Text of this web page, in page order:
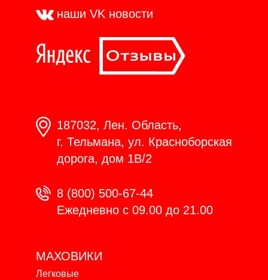
наши VK новости
187032, Лен. Область,
г. Тельмана, ул. Красноборская
дорога, дом 1В/2
8 (800) 500-67-44
Ежедневно с 09.00 до 21.00
МАХОВИКИ
Легковые